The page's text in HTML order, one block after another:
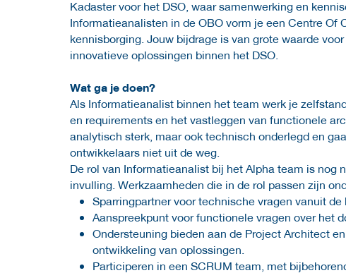
Kadaster voor het DSO, waar samenwerking en
Informatieanalisten in de OBO vorm je een Centre Of
kennisborging. Jouw bijdrage is van grote waarde
innovatieve oplossingen binnen het DSO.
Wat ga je doen?
Als Informatieanalist binnen het team werk je
en requirements en het vastleggen van functionele
analytisch sterk, maar ook technisch onderlegd en
ontwikkelaars niet uit de weg.
De rol van Informatieanalist bij het Alpha team is nog
invulling. Werkzaamheden die in de rol passen zijn
Sparringpartner voor technische vragen vanuit de
Aanspreekpunt voor functionele vragen over het
Ondersteuning bieden aan de Project Architect
ontwikkeling van oplossingen.
Participeren in een SCRUM team, met